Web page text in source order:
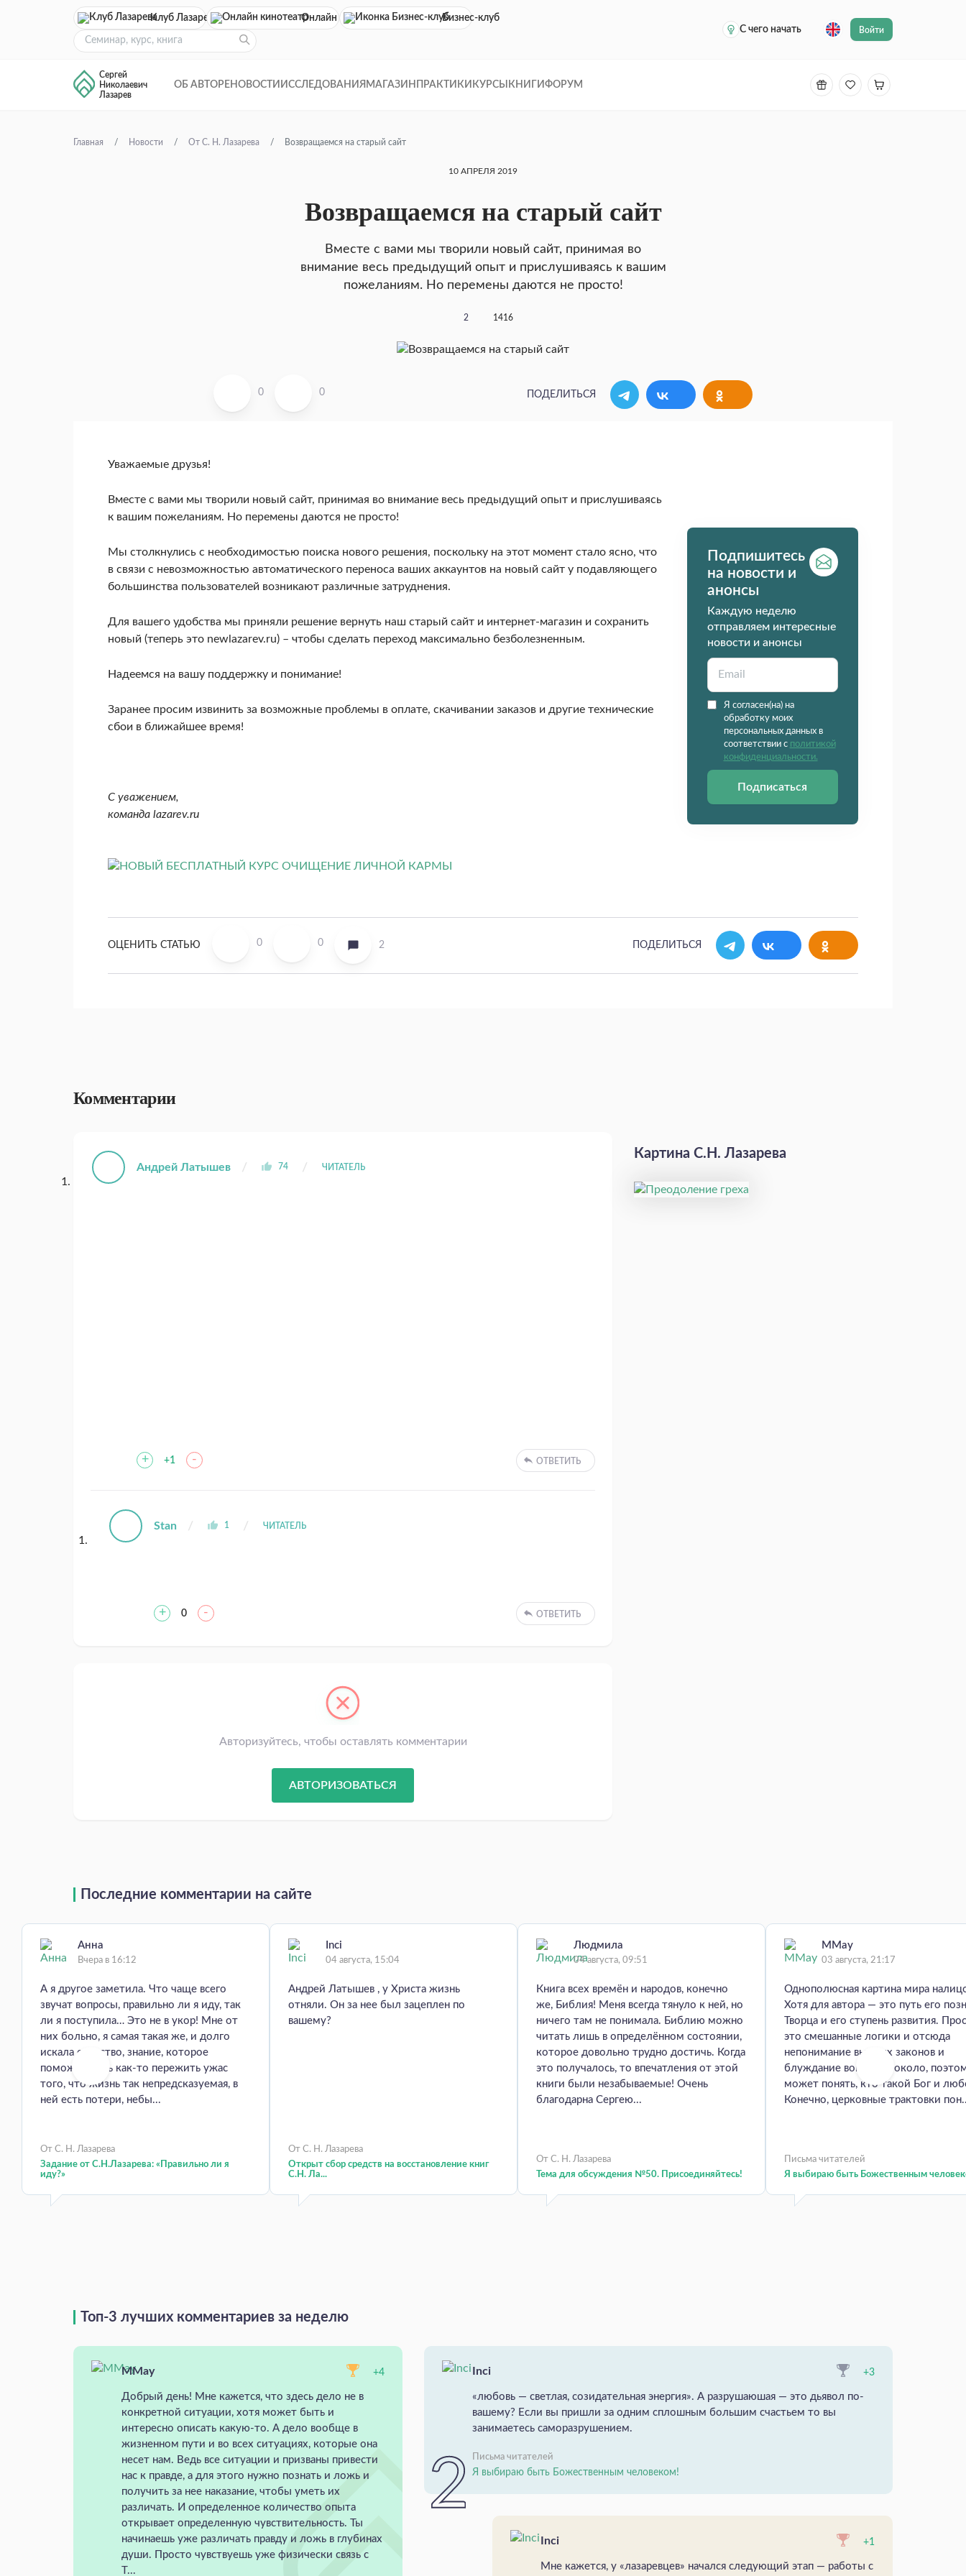
Клуб Лазарева Онлайн кинотеатр
Бизнес-клуб
С чего начать
Войти
Сергей
Николаевич
Лазарев
ОБ АВТОРЕ НОВОСТИ ИССЛЕДОВАНИЯ МАГАЗИН ПРАКТИКИ КУРСЫ КНИГИ ФОРУМ
Главная Новости От С. Н. Лазарева Возвращаемся на старый сайт
10 АПРЕЛЯ 2019
Возвращаемся на старый сайт
Вместе с вами мы творили новый сайт, принимая во
внимание весь предыдущий опыт и прислушиваясь к вашим
пожеланиям. Но перемены даются не просто!
2 1416
0 0 ПОДЕЛИТЬСЯ
Уважаемые друзья!
Вместе с вами мы творили новый сайт, принимая во внимание весь предыдущий опыт и прислушиваясь
к вашим пожеланиям. Но перемены даются не просто!
Мы столкнулись с необходимостью поиска нового решения, поскольку на этот момент стало ясно, что
в связи с невозможностью автоматического переноса ваших аккаунтов на новый сайт у подавляющего
большинства пользователей возникают различные затруднения.
Для вашего удобства мы приняли решение вернуть наш старый сайт и интернет-магазин и сохранить
новый (теперь это newlazarev.ru) – чтобы сделать переход максимально безболезненным.
Надеемся на вашу поддержку и понимание!
Заранее просим извинить за возможные проблемы в оплате, скачивании заказов и другие технические
сбои в ближайшее время!
С уважением,
команда lazarev.ru
Подпишитесь
на новости и
анонсы
Каждую неделю
отправляем интересные
новости и анонсы
Я согласен(на) на
обработку моих
персональных данных в
соответствии с политикой
конфиденциальности.
Подписаться
ОЦЕНИТЬ СТАТЬЮ 0 0 2 ПОДЕЛИТЬСЯ
Комментарии
Андрей Латышев 74 ЧИТАТЕЛЬ
+ +1 - ОТВЕТИТЬ
Stan 1 ЧИТАТЕЛЬ
+ 0 - ОТВЕТИТЬ
Авторизуйтесь, чтобы оставлять комментарии
АВТОРИЗОВАТЬСЯ
Картина С.Н. Лазарева
Последние комментарии на сайте
Анна
Вчера в 16:12
А я другое заметила. Что чаще всего
звучат вопросы, правильно ли я иду, так
ли я поступила… Это не в укор! Мне от
них больно, я самая такая же, и долго
искала средство, знание, которое
поможет хоть как-то пережить ужас
того, что жизнь так непредсказуемая, в
ней есть потери, небы...
От С. Н. Лазарева
Задание от С.Н.Лазарева: «Правильно ли я
иду?»
Inci
04 августа, 15:04
Андрей Латышев , у Христа жизнь
отняли. Он за нее был зацеплен по
вашему?
От С. Н. Лазарева
Открыт сбор средств на восстановление книг
С.Н. Ла...
Людмила
04 августа, 09:51
Книга всех времён и народов, конечно
же, Библия! Меня всегда тянуло к ней, но
ничего там не понимала. Библию можно
читать лишь в определённом состоянии,
которое довольно трудно достичь. Когда
это получалось, то впечатления от этой
книги были незабываемые! Очень
благодарна Сергею...
От С. Н. Лазарева
Тема для обсуждения №50. Присоединяйтесь!
MMay
03 августа, 21:17
Однополюсная картина мира
Хотя для автора — это путь его
Творца и его ступень развития.
это смешанные логики и отсюда
непонимание высших законов и
блуждание вокруг да около,
может понять, кто такой Бог и
Конечно, церковные трактовки
Письма читателей
Я выбираю быть Божественным
Топ-3 лучших комментариев за неделю
MMay +4
Добрый день! Мне кажется, что здесь дело не в
конкретной ситуации, хотя может быть и
интересно описать какую-то. А дело вообще в
жизненном пути и во всех ситуациях, которые она
несет нам. Ведь все ситуации и призваны привести
нас к правде, а для этого нужно познать и ложь и
получить за нее наказание, чтобы уметь их
различать. И определенное количество опыта
открывает определенную чувствительность. Ты
начинаешь уже различать правду и ложь в глубинах
души. Просто чувствуешь уже физически связь с
Т...
Inci +3
«любовь — светлая, созидательная энергия». А разрушаюшая — это дьявол по-
вашему? Если вы пришли за одним сплошным большим счастьем то вы
занимаетесь саморазрушением.
Письма читателей
Я выбираю быть Божественным человеком!
Inci +1
Мне кажется, у «лазаревцев» начался следующий этап — работы с